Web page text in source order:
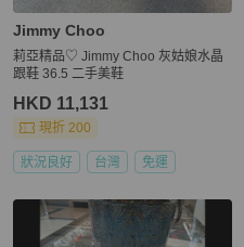
Jimmy Choo
莉亞精品♡ Jimmy Choo 灰姑娘水晶
跟鞋 36.5 二手美鞋
HKD 11,131
現折 200
狀況良好 台灣 免運